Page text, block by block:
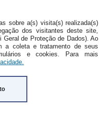
sobre a(s) visita(s) realizada(s)
dos visitantes deste site,
de Proteção de Dados). Ao
a coleta e tratamento de seus
e cookies. Para mais